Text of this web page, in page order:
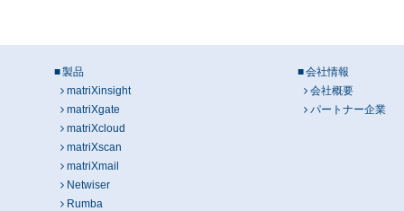
製品
matriXinsight
matriXgate
matriXcloud
matriXscan
matriXmail
Netwiser
Rumba
会社情報
会社概要
パートナー企業